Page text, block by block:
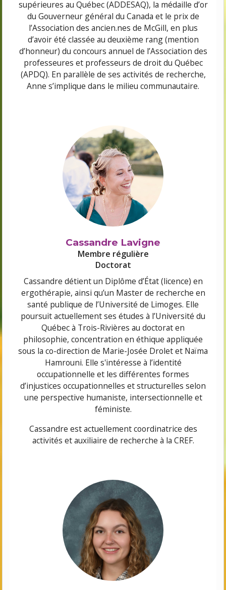
supérieures au Québec (ADDESAQ), la médaille d’or
du Gouverneur général du Canada et le prix de
l’Association des ancien.nes de McGill, en plus
d’avoir été classée au deuxième rang (mention
d’honneur) du concours annuel de l’Association des
professeures et professeurs de droit du Québec
(APDQ). En parallèle de ses activités de recherche,
Anne s’implique dans le milieu communautaire.
Cassandre Lavigne
Membre régulière
Doctorat
Cassandre détient un Diplôme d’État (licence) en
ergothérapie, ainsi qu’un Master de recherche en
santé publique de l’Université de Limoges. Elle
poursuit actuellement ses études à l’Université du
Québec à Trois-Rivières au doctorat en
philosophie, concentration en éthique appliquée
sous la co-direction de Marie-Josée Drolet et Naïma
Hamrouni. Elle s'intéresse à l’identité
occupationnelle et les différentes formes
d’injustices occupationnelles et structurelles selon
une perspective humaniste, intersectionnelle et
féministe.
Cassandre est actuellement coordinatrice des
activités et auxiliaire de recherche à la CREF.